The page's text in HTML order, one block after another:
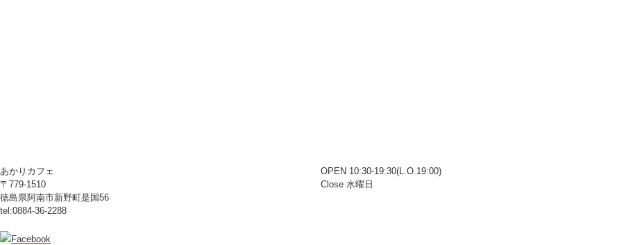
あかりカフェ
〒779-1510
徳島県阿南市新野町是国56
tel:0884-36-2288
OPEN 10:30-19:30(L.O.19:00)
Close 水曜日